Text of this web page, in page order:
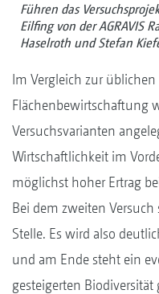
Führen das
Eilfing von der AGRAVIS
Haselroth und Stefan
Im Vergleich zur
Flächenbewirtschaftung
Versuchsvarianten
Wirtschaftlichkeit im
möglichst hoher Ertrag
Bei dem zweiten
Stelle. Es wird also
und am Ende steht ein
gesteigerten Biodiversität